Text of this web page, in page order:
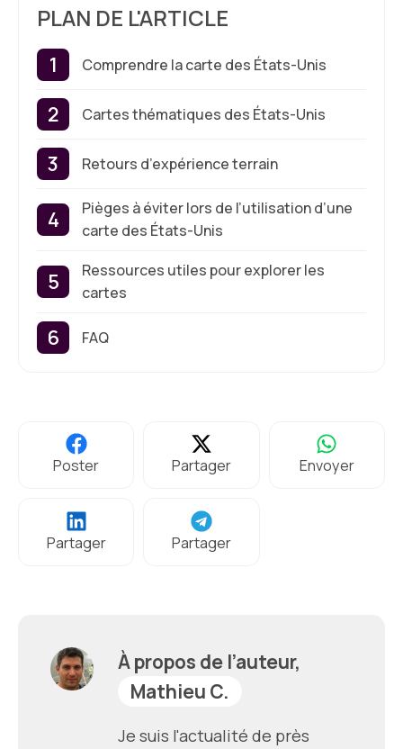
PLAN DE L'ARTICLE
Comprendre la carte des États-Unis
Cartes thématiques des États-Unis
Retours d’expérience terrain
Pièges à éviter lors de l’utilisation d’une
carte des États-Unis
Ressources utiles pour explorer les
cartes
FAQ
Poster Partager Envoyer
Partager Partager
À propos de l’auteur,
Mathieu C.
Je suis l'actualité de près